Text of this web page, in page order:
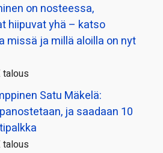
on nosteessa,
hiipuvat yhä – katso
missä ja millä aloilla on nyt
talous
Satu Mäkelä:
ja saadaan 10
talous